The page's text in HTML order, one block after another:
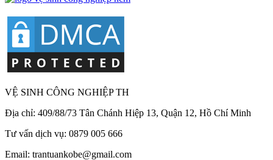
VỆ SINH CÔNG NGHIỆP TH
Địa chỉ: 409/88/73 Tân Chánh Hiệp 13, Quận 12, Hồ Chí Minh
Tư vấn dịch vụ: 0879 005 666
Email: trantuankobe@gmail.com